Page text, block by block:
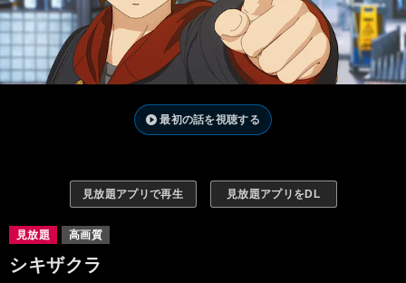
最初の話を視聴する
見放題アプリで再生 見放題アプリをDL
見放題 高画質
シキザクラ